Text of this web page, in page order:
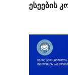
ესეების